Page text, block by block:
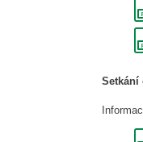
Setkání